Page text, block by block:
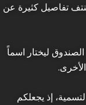
تفاصيل كثيرة عن
ليختار اسماً
إذ يجعلكم